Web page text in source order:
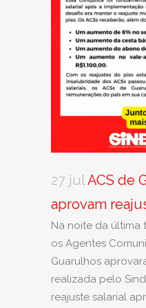
27 julACS de
aprovam
Na noite da última
os Agentes
Guarulhos
realizada pelo
reajuste salarial